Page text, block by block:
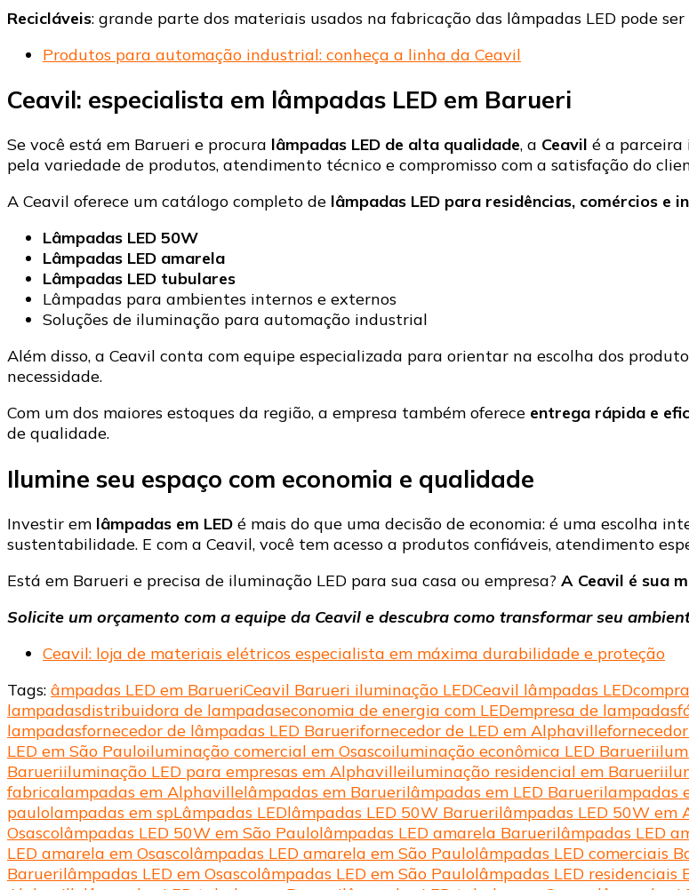
Recicláveis: grande parte dos materiais usados na fabricação das lâmpadas LED pode
Produtos para automação industrial: conheça a linha da Ceavil
Ceavil: especialista em lâmpadas LED em Barueri
Se você está em Barueri e procura lâmpadas LED de alta qualidade, a Ceavil é a parceira
pela variedade de produtos, atendimento técnico e compromisso com a satisfação do
A Ceavil oferece um catálogo completo de lâmpadas LED para residências, comércios e
Lâmpadas LED 50W
Lâmpadas LED amarela
Lâmpadas LED tubulares
Lâmpadas para ambientes internos e externos
Soluções de iluminação para automação industrial
Além disso, a Ceavil conta com equipe especializada para orientar na escolha dos
necessidade.
Com um dos maiores estoques da região, a empresa também oferece entrega rápida e
de qualidade.
Ilumine seu espaço com economia e qualidade
Investir em lâmpadas em LED é mais do que uma decisão de economia: é uma escolha
sustentabilidade. E com a Ceavil, você tem acesso a produtos confiáveis, atendimento
Está em Barueri e precisa de iluminação LED para sua casa ou empresa? A Ceavil é sua
Solicite um orçamento com a equipe da Ceavil e descubra como transformar seu
Ceavil: loja de materiais elétricos especialista em máxima durabilidade e proteção
Tags: âmpadas LED em BarueriCeavil Barueri iluminação LEDCeavil lâmpadas LED
lampadasdistribuidora de lampadaseconomia de energia com LEDempresa de lampadas
lampadasfornecedor de lâmpadas LED Baruerifornecedor de LED em Alphaville
LED em São Pauloiluminação comercial em Osascoiluminação econômica LED Barueri
Barueriiluminação LED para empresas em Alphavilleiluminação residencial em Barueri
fabricalampadas em Alphavillelâmpadas em Baruerilâmpadas em LED Baruerilampadas
paulolampadas em spLâmpadas LEDlâmpadas LED 50W Baruerilâmpadas LED 50W em
Osascolâmpadas LED 50W em São Paulolâmpadas LED amarela Baruerilâmpadas LED
LED amarela em Osascolâmpadas LED amarela em São Paulolâmpadas LED comerciais
Baruerilâmpadas LED em Osascolâmpadas LED em São Paulolâmpadas LED residenciais